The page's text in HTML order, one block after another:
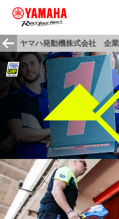
ヤマハ発動機株式会社 企業